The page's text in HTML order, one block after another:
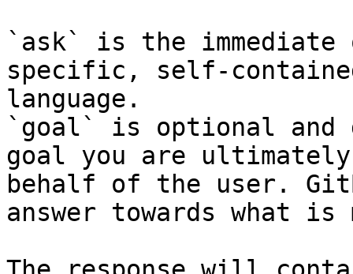
`ask` is the
specific, self-
language.
`goal` is optional and
goal you are
behalf of the user.
answer towards what